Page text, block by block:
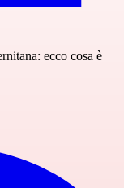
ecco cosa è